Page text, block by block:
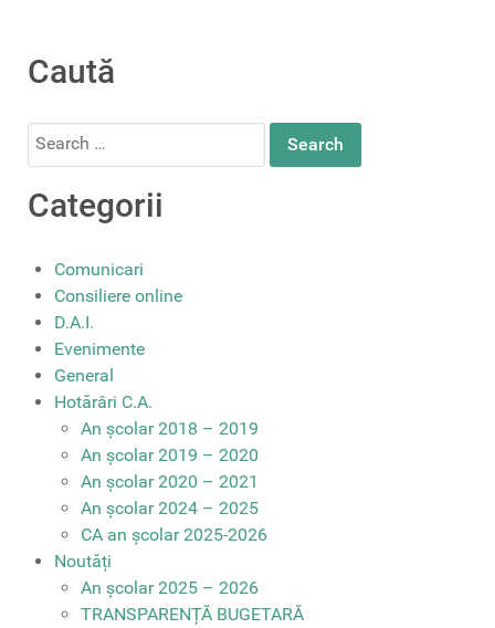
Caută
Search
Categorii
Comunicari
Consiliere online
D.A.I.
Evenimente
General
Hotărâri C.A.
An școlar 2018 – 2019
An școlar 2019 – 2020
An școlar 2020 – 2021
An școlar 2024 – 2025
CA an școlar 2025-2026
Noutăți
An școlar 2025 – 2026
TRANSPARENȚĂ BUGETARĂ